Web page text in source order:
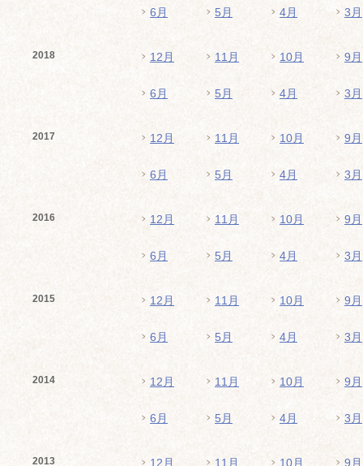
6月 5月 4月 3月
2018 12月 11月 10月 9月
6月 5月 4月 3月
2017 12月 11月 10月 9月
6月 5月 4月 3月
2016 12月 11月 10月 9月
6月 5月 4月 3月
2015 12月 11月 10月 9月
6月 5月 4月 3月
2014 12月 11月 10月 9月
6月 5月 4月 3月
2013 12月 11月 10月 9月